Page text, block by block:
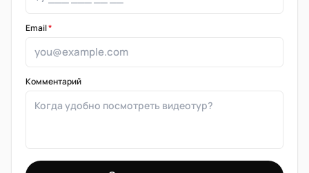
Email*
Комментарий